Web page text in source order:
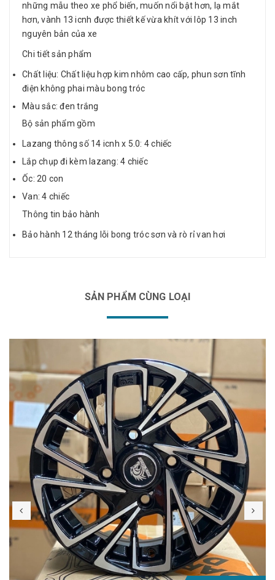
những mẫu theo xe phổ biến, muốn nổi bật hơn, lạ mắt
hơn, vành 13 icnh được thiết kế vừa khít với lôp 13 inch
nguyên bản của xe
Chi tiết sản phẩm
Chất liệu: Chất liệu hợp kim nhôm cao cấp, phun sơn tĩnh
điện không phai màu bong tróc
Màu sắc: đen trắng
Bộ sản phẩm gồm
Lazang thông số 14 icnh x 5.0: 4 chiếc
Lắp chụp đi kèm lazang: 4 chiếc
Ốc: 20 con
Van: 4 chiếc
Thông tin bảo hành
Bảo hành 12 tháng lỗi bong tróc sơn và rò rỉ van hơi
SẢN PHẨM CÙNG LOẠI